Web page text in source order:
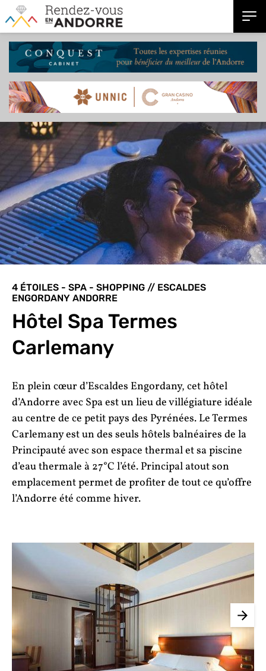
4 ÉTOILES - SPA - SHOPPING // ESCALDES
ENGORDANY ANDORRE
Hôtel Spa Termes
Carlemany
En plein cœur d’Escaldes Engordany, cet hôtel
d’Andorre avec Spa est un lieu de villégiature idéale
au centre de ce petit pays des Pyrénées. Le Termes
Carlemany est un des seuls hôtels balnéaires de la
Principauté avec son espace thermal et sa piscine
d’eau thermale à 27°C l’été. Principal atout son
emplacement permet de profiter de tout ce qu’offre
l’Andorre été comme hiver.